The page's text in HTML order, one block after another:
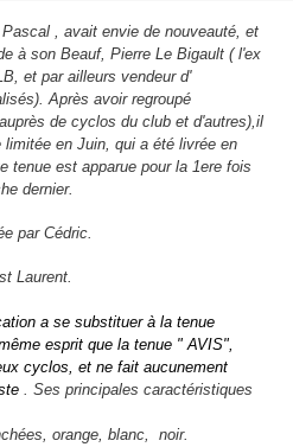
, avait envie de nouveauté, et
à son Beauf, Pierre Le Bigault ( l'ex
et par ailleurs vendeur d'
Après avoir regroupé
de cyclos du club et d'autres),il
en Juin, qui a été livrée en
tenue est apparue pour la 1ere fois
dernier.
par Cédric.
Laurent.
a se substituer à la tenue
esprit que la tenue " AVIS",
cyclos, et ne fait aucunement
. Ses principales caractéristiques
orange, blanc, noir.